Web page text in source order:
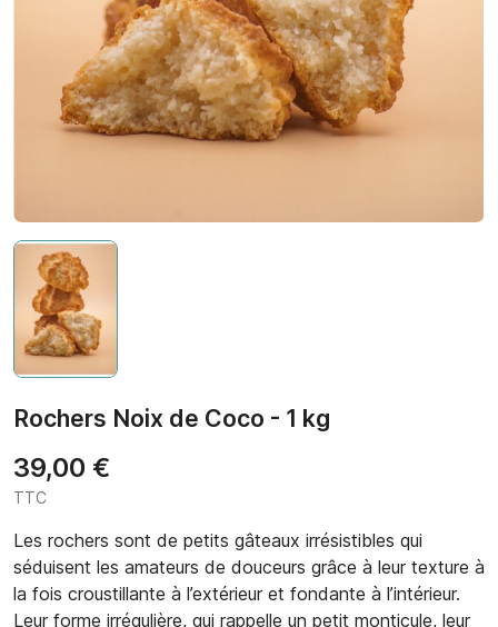
Rochers Noix de Coco - 1 kg
39,00 €
TTC
Les rochers sont de petits gâteaux irrésistibles qui
séduisent les amateurs de douceurs grâce à leur texture à
la fois croustillante à l’extérieur et fondante à l’intérieur.
Leur forme irrégulière, qui rappelle un petit monticule, leur